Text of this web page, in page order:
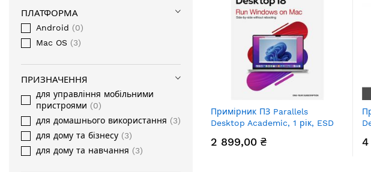
Примірник ПЗ Parallels
Desktop Academic, 1 рік, ESD
2 899,00 ₴ 4
ПЛАТФОРМА
Android
0
Mac OS
3
ПРИЗНАЧЕННЯ
для управління мобільними
пристроями
0
для домашнього використання
3
для дому та бізнесу
3
для дому та навчання
3